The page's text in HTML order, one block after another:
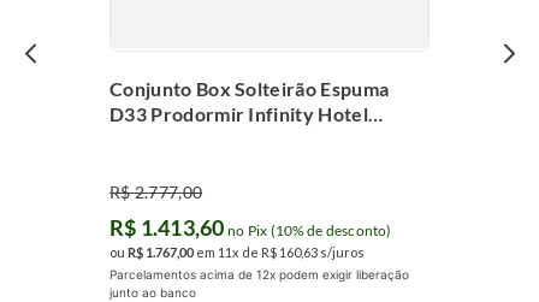
Conjunto Box Solteirão Espuma
D33 Prodormir Infinity Hotel
R$2.777,00
R$ 1.413,60 no Pix (10% de desconto)
ou R$ 1.76700 em 11x de R$ 160,63 s/juros
Parcelamentos acima de 12x podem exigir liberação
junto ao banco